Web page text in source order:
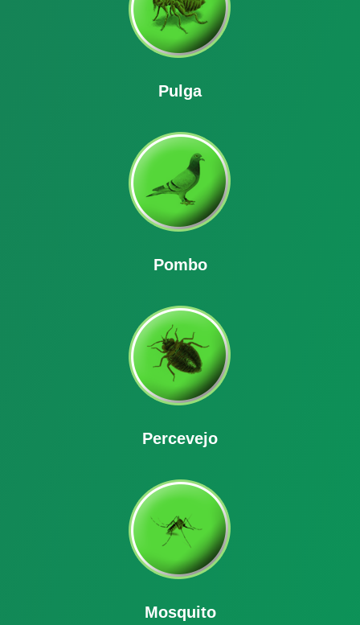
Pulga
Pombo
Percevejo
Mosquito